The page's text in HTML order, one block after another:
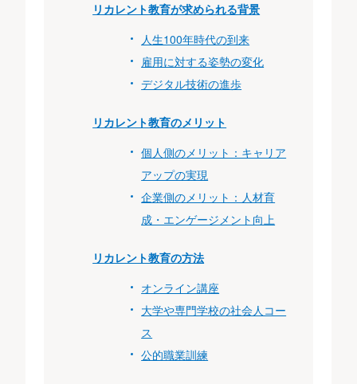
リカレント教育が求められる背景
人生100年時代の到来
雇用に対する姿勢の変化
デジタル技術の進歩
リカレント教育のメリット
個人側のメリット：キャリア
アップの実現
企業側のメリット：人材育
成・エンゲージメント向上
リカレント教育の方法
オンライン講座
大学や専門学校の社会人コー
ス
公的職業訓練